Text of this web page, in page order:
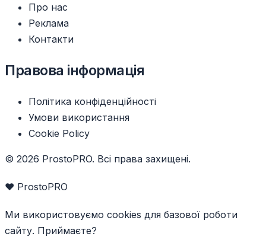
Про нас
Реклама
Контакти
Правова інформація
Політика конфіденційності
Умови використання
Cookie Policy
© 2026 ProstoPRO. Всі права захищені.
❤️ ProstoPRO
Ми використовуємо cookies для базової роботи
сайту. Приймаєте?